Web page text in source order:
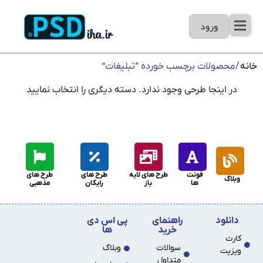
ورود
خانه/ محصولات برچسب خورده “تبلیغات”
در اینجا طرحی وجود ندارد. دسته دیگری را انتخاب نمایید
وبلاگ
فونت
ها
طرح های لایه
باز
طرح های
رایگان
طرح های
مذهبی
دانلود
کارت
ویزیت
راهنمای
خرید
سوالات
متداول
پی اس دی
ها
وبلاگ